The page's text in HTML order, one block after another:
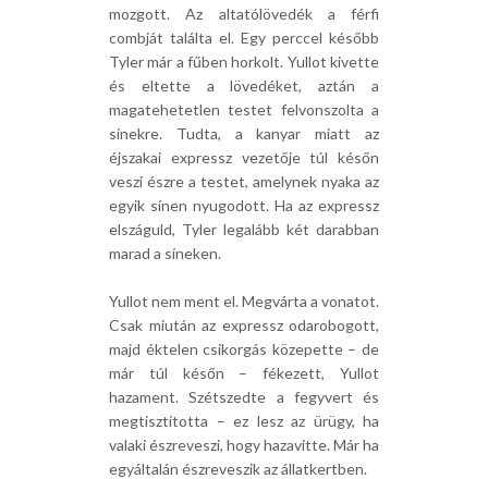
mozgott. Az altatólövedék a férfi
combját találta el. Egy perccel később
Tyler már a fűben horkolt. Yullot kivette
és eltette a lövedéket, aztán a
magatehetetlen testet felvonszolta a
sínekre. Tudta, a kanyar miatt az
éjszakai expressz vezetője túl későn
veszi észre a testet, amelynek nyaka az
egyik sínen nyugodott. Ha az expressz
elszáguld, Tyler legalább két darabban
marad a síneken.
Yullot nem ment el. Megvárta a vonatot.
Csak miután az expressz odarobogott,
majd éktelen csikorgás közepette – de
már túl későn – fékezett, Yullot
hazament. Szétszedte a fegyvert és
megtisztította – ez lesz az ürügy, ha
valaki észreveszi, hogy hazavitte. Már ha
egyáltalán észreveszik az állatkertben.